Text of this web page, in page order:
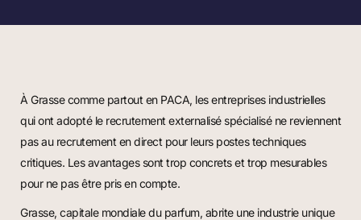
À Grasse comme partout en PACA, les entreprises industrielles
qui ont adopté le recrutement externalisé spécialisé ne reviennent
pas au recrutement en direct pour leurs postes techniques
critiques. Les avantages sont trop concrets et trop mesurables
pour ne pas être pris en compte.
Grasse, capitale mondiale du parfum, abrite une industrie unique